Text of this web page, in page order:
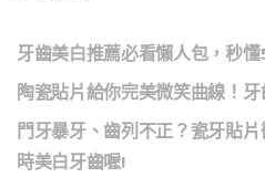
牙齒美白推薦必看懶人包，秒
陶瓷貼片給你完美微笑曲線！
門牙暴牙、齒列不正？瓷牙貼
時美白牙齒喔!